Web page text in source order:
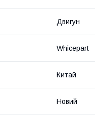
Двигун
Whicepart
Китай
Новий